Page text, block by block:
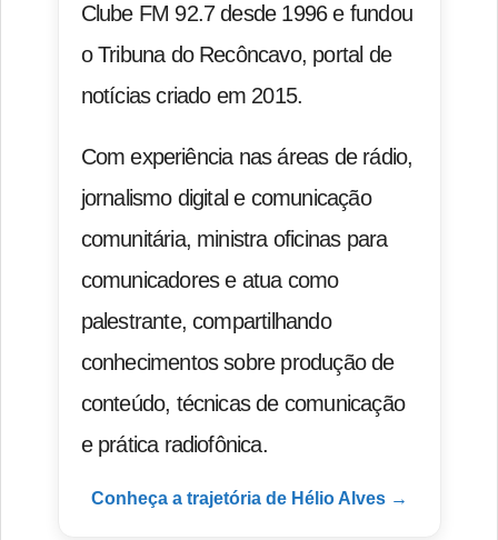
Clube FM 92.7 desde 1996 e fundou
o Tribuna do Recôncavo, portal de
notícias criado em 2015.
Com experiência nas áreas de rádio,
jornalismo digital e comunicação
comunitária, ministra oficinas para
comunicadores e atua como
palestrante, compartilhando
conhecimentos sobre produção de
conteúdo, técnicas de comunicação
e prática radiofônica.
Conheça a trajetória de Hélio Alves →